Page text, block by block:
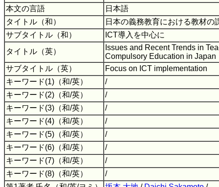
本文の言語
日本語
タイトル（和）
日本の義務教育における教材
サブタイトル（和）
ICT導入を中心に
タイトル（英）
Issues and Recent Trends in
Compulsory Education in Japan
サブタイトル（英）
Focus on ICT implementation
キーワード(1)（和/英）
/
キーワード(2)（和/英）
/
キーワード(3)（和/英）
/
キーワード(4)（和/英）
/
キーワード(5)（和/英）
/
キーワード(6)（和/英）
/
キーワード(7)（和/英）
/
キーワード(8)（和/英）
/